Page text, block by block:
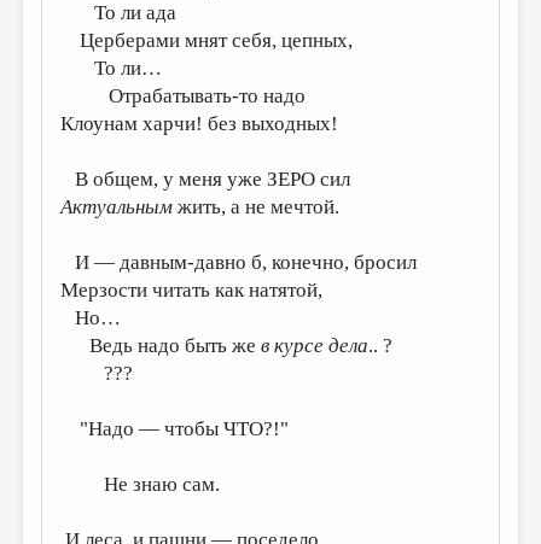
То ли ада
Церберами мнят себя, цепных,
То ли…
Отрабатывать-то надо
Клоунам харчи! без выходных!
В общем, у меня уже ЗЕРО сил
Актуальным жить, а не мечтой.
И — давным-давно б, конечно, бросил
Мерзости читать как натятой,
Но…
Ведь надо быть жев курсе дела.. ?
???
"Надо — чтобы ЧТО?!"
Не знаю сам.